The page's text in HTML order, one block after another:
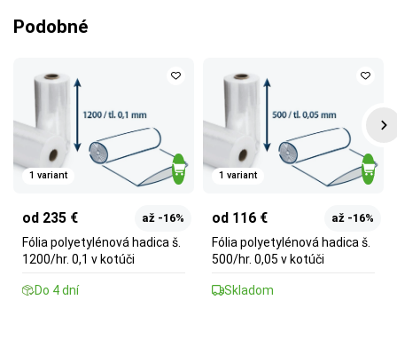
Podobné
1 variant
od 235 € až -16%
Fólia polyetylénová hadica š.
1200/hr. 0,1 v kotúči
Do 4 dní
1 variant
od 116 € až -16%
Fólia polyetylénová hadica š.
500/hr. 0,05 v kotúči
Skladom